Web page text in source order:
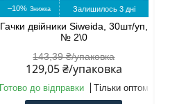
–10% Залишилось 3 дні
Гачки двійники Siweida, 30шт/уп,
№ 2\0
143,39 ₴/упаковка
129,05 ₴/упаковка
Готово до відправки Тільки оптом